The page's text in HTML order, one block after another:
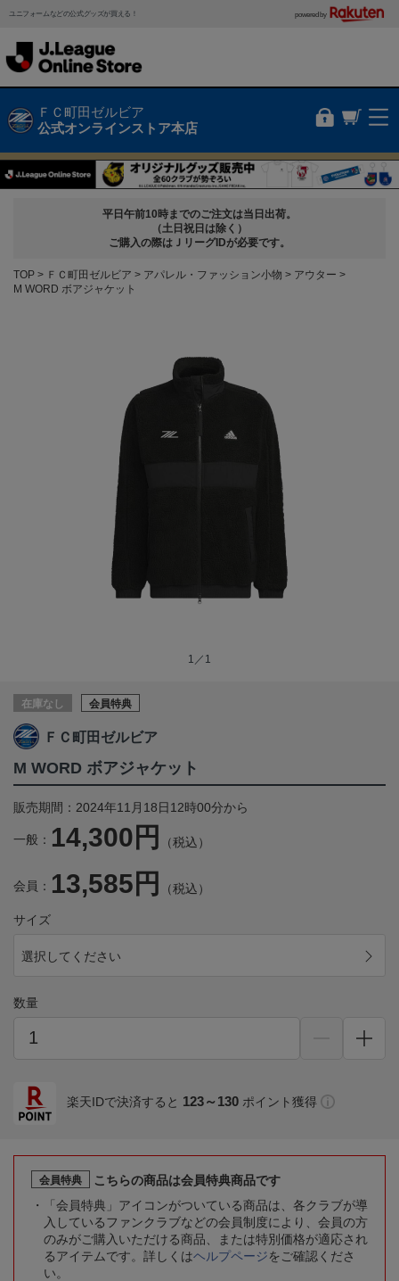
ユニフォームなどの公式グッズが買える！ powered by
ＦＣ町田ゼルビア
公式オンラインストア本店
平日午前10時までのご注文は当日出荷。
（土日祝日は除く）
ご購入の際はＪリーグIDが必要です。
TOP ＦＣ町田ゼルビア アパレル・ファッション小物
アウター
M WORD ボアジャケット
1／1
在庫なし 会員特典
ＦＣ町田ゼルビア
M WORD ボアジャケット
販売期間：2024年11月18日12時00分から
一般： 14,300円 （税込）
会員： 13,585円 （税込）
サイズ
選択してください
数量
楽天IDで決済すると 123～130 ポイント獲得
会員特典
こちらの商品は会員特典商品です
「会員特典」アイコンがついている商品は、各クラブが導
入しているファンクラブなどの会員制度により、会員の方
のみがご購入いただける商品、または特別価格が適応され
るアイテムです。詳しくはヘルプページをご確認くださ
い。